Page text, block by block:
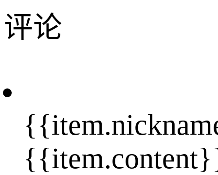
评论